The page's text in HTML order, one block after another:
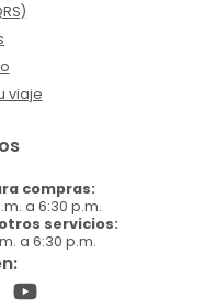
viaje
compras:
a 6:30 p.m.
servicios:
a 6:30 p.m.